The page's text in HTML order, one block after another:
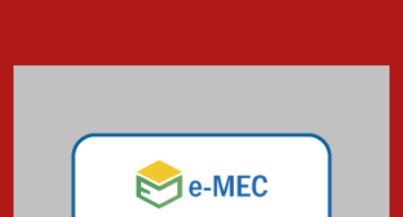
04.08.2026
Como o Colégio Mackenzie
Brasília prepara seus